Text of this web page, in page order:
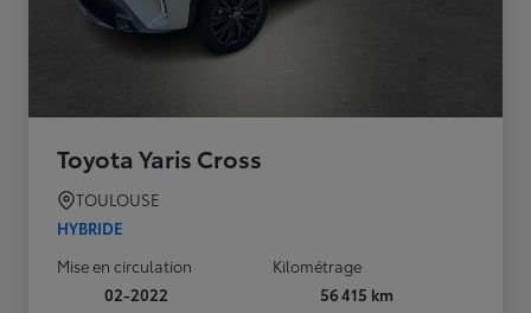
Toyota Yaris Cross
TOULOUSE
HYBRIDE
Mise en circulation
02-2022
Kilométrage
56 415 km